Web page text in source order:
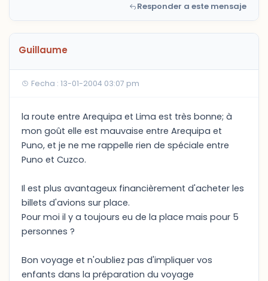
Responder a este mensaje
Guillaume
Fecha : 13-01-2004 03:07 pm
la route entre Arequipa et Lima est très bonne; à
mon goût elle est mauvaise entre Arequipa et
Puno, et je ne me rappelle rien de spéciale entre
Puno et Cuzco.
Il est plus avantageux financièrement d'acheter les
billets d'avions sur place.
Pour moi il y a toujours eu de la place mais pour 5
personnes ?
Bon voyage et n'oubliez pas d'impliquer vos
enfants dans la préparation du voyage